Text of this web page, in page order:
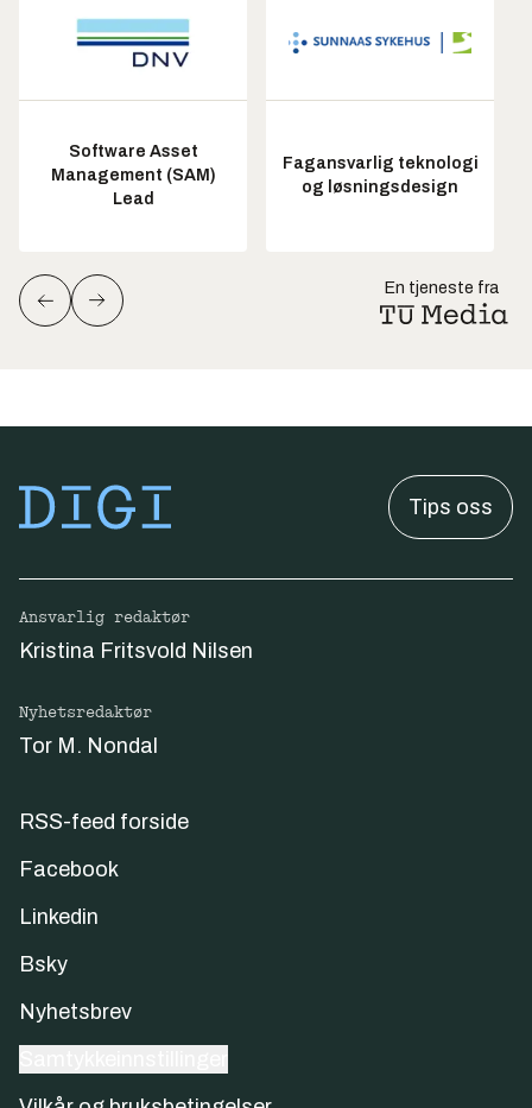
Software Asset
Management (SAM)
Lead
Fagansvarlig teknologi
og løsningsdesign
En tjeneste fra
Tips oss
Ansvarlig redaktør
Kristina Fritsvold Nilsen
Nyhetsredaktør
Tor M. Nondal
RSS-feed forside
Facebook
Linkedin
Bsky
Nyhetsbrev